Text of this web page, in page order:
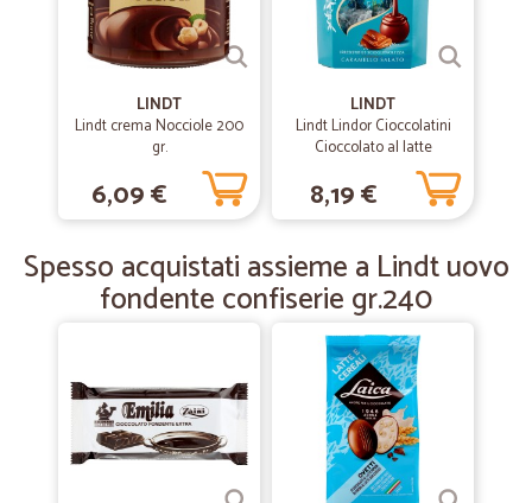
—Eva B.
Molto buono
Molto buono Mi e ‘ stato molto utile
13/11/2019
Stefania B.
Consegna rapida
ottimo tutto!
LINDT
Lindt crema Nocciole 200
gr.
6,09 €
LINDT
Lindt Lindor Cioccolatini
Cioccolato al latte
Caramello 200 g
8,19 €
Spesso acquistati assieme a Lindt uovo
fondente confiserie gr.240